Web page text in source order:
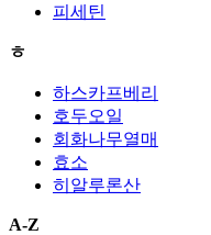
피세틴
ㅎ
하스카프베리
호두오일
회화나무열매
효소
히알루론산
A-Z